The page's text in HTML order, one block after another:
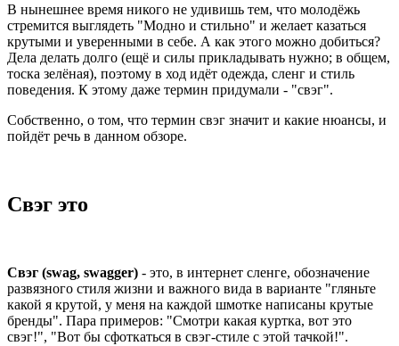
В нынешнее время никого не удивишь тем, что молодёжь
стремится выглядеть "Модно и стильно" и желает казаться
крутыми и уверенными в себе. А как этого можно добиться?
Дела делать долго (ещё и силы прикладывать нужно; в общем,
тоска зелёная), поэтому в ход идёт одежда, сленг и стиль
поведения. К этому даже термин придумали - "свэг".
Собственно, о том, что термин свэг значит и какие нюансы, и
пойдёт речь в данном обзоре.
Свэг это
Свэг (swag, swagger) - это, в интернет сленге, обозначение
развязного стиля жизни и важного вида в варианте "гляньте
какой я крутой, у меня на каждой шмотке написаны крутые
бренды". Пара примеров: "Смотри какая куртка, вот это
свэг!", "Вот бы сфоткаться в свэг-стиле с этой тачкой!".